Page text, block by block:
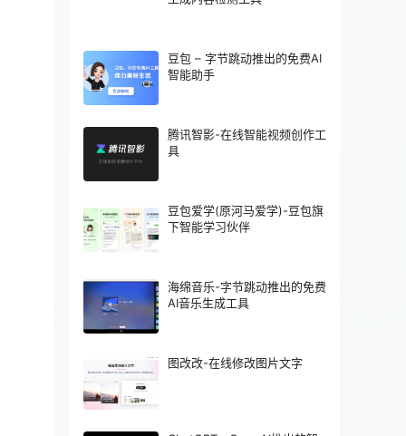
豆包 – 字节跳动推出的免费AI
智能助手
腾讯智影-在线智能视频创作工
具
豆包爱学(原河马爱学)-豆包旗
下智能学习伙伴
海绵音乐-字节跳动推出的免费
AI音乐生成工具
图改改-在线修改图片文字